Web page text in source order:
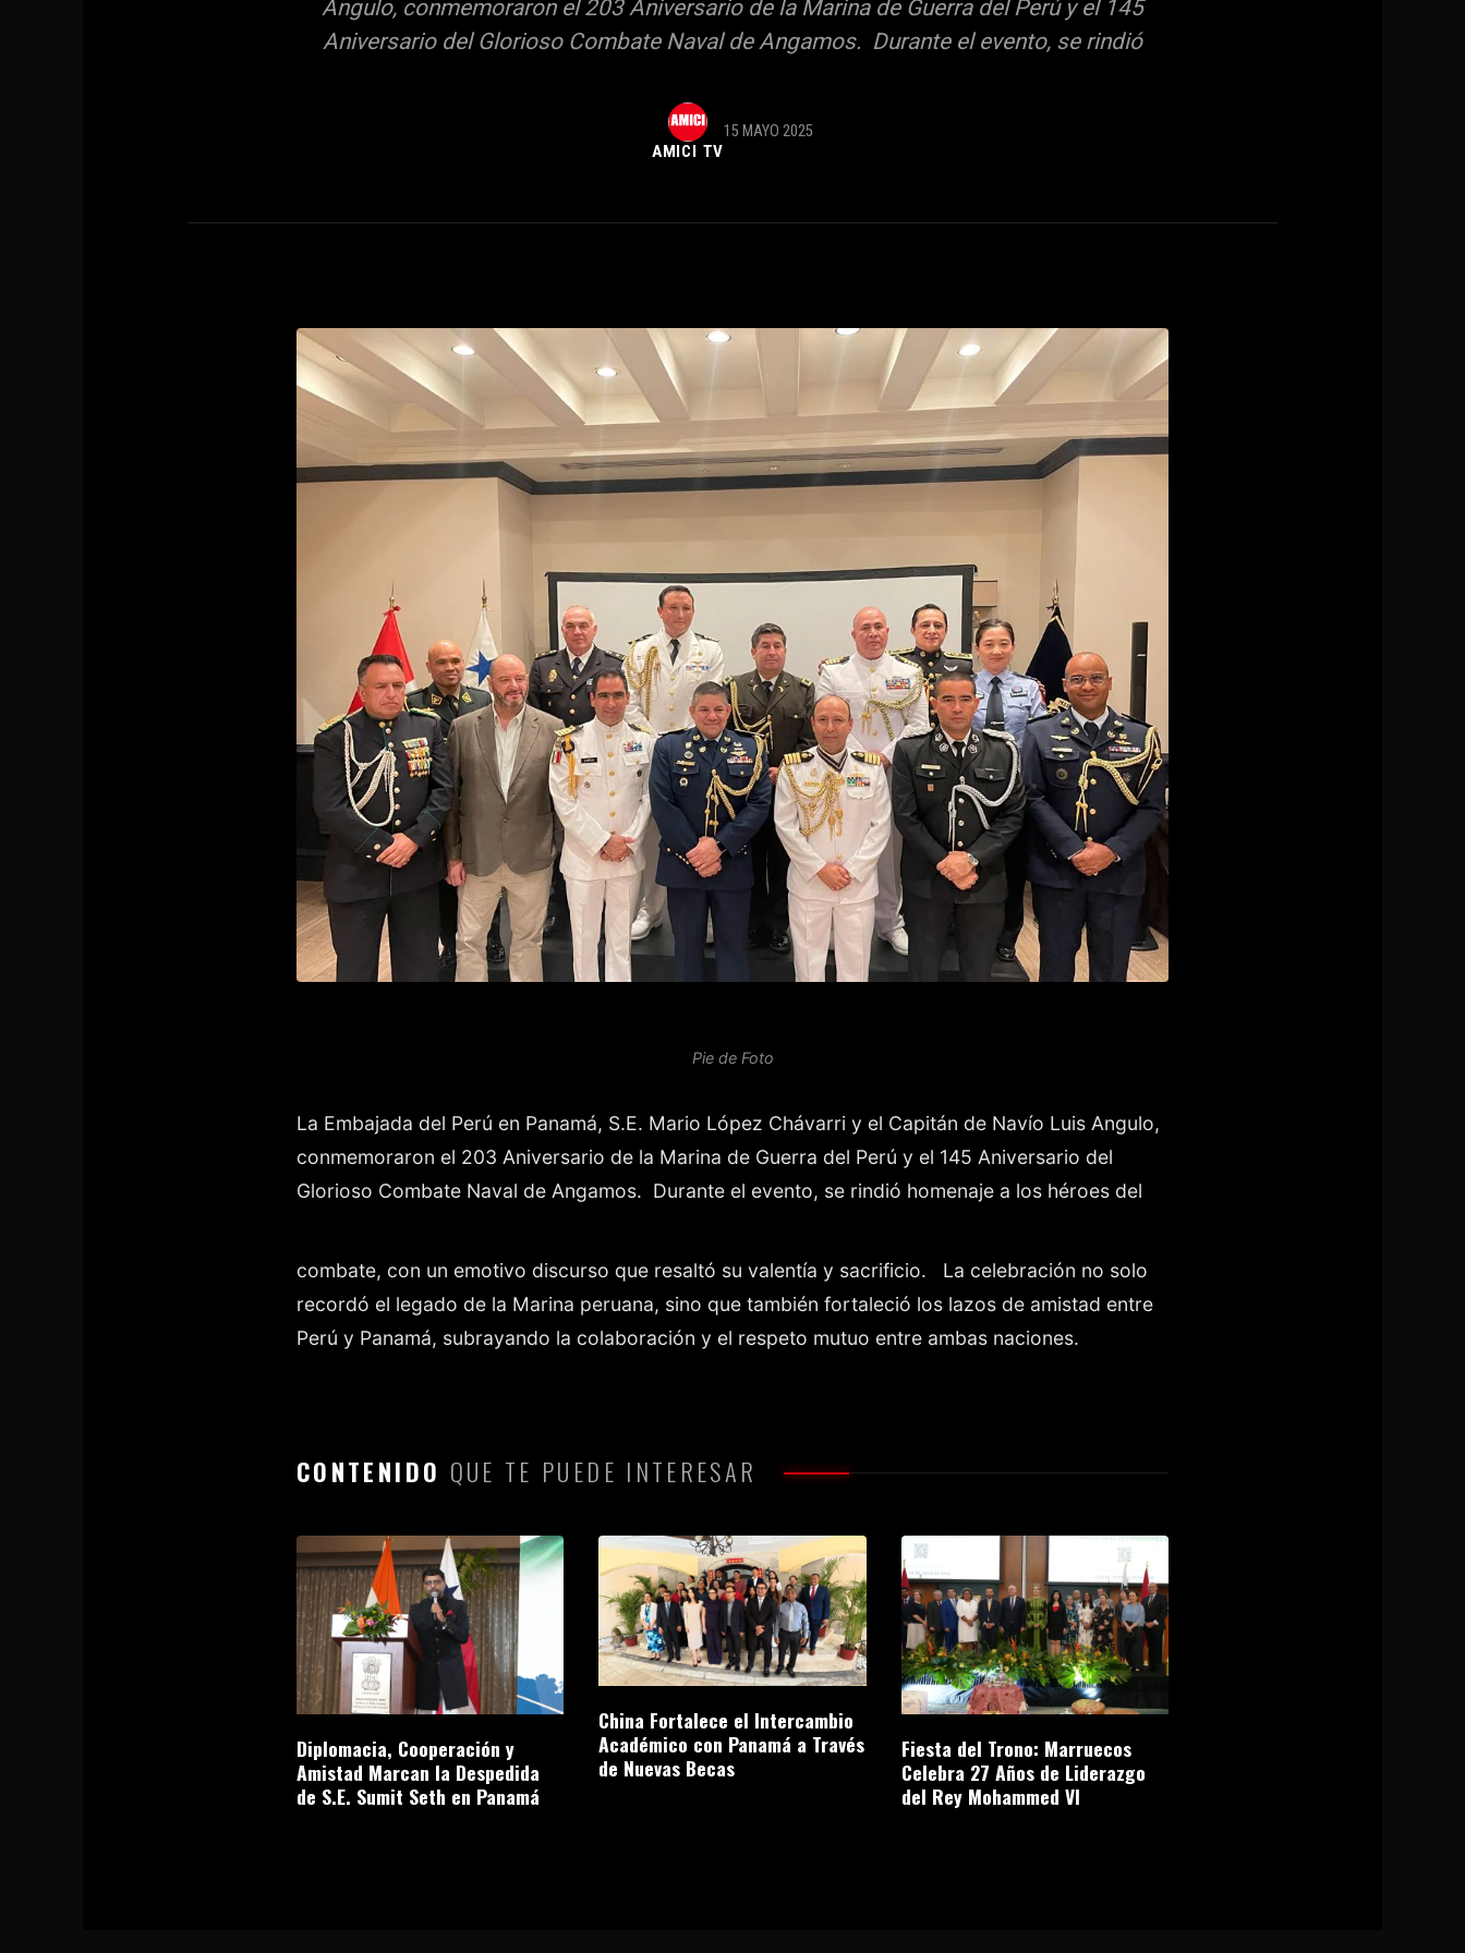
Angulo, conmemoraron el 203 Aniversario de la Marina de Guerra del Perú y el 145
Aniversario del Glorioso Combate Naval de Angamos. Durante el evento, se rindió
AMICI TV
15 MAYO 2025
Pie de Foto
La Embajada del Perú en Panamá, S.E. Mario López Chávarri y el Capitán de Navío Luis Angulo,
conmemoraron el 203 Aniversario de la Marina de Guerra del Perú y el 145 Aniversario del
Glorioso Combate Naval de Angamos. Durante el evento, se rindió homenaje a los héroes del
combate, con un emotivo discurso que resaltó su valentía y sacrificio.
La celebración no solo
recordó el legado de la Marina peruana, sino que también fortaleció los lazos de amistad entre
Perú y Panamá, subrayando la colaboración y el respeto mutuo entre ambas naciones.
CONTENIDO QUE TE PUEDE INTERESAR
Diplomacia, Cooperación y
Amistad Marcan la Despedida
de S.E. Sumit Seth en Panamá
China Fortalece el Intercambio
Académico con Panamá a Través
de Nuevas Becas
Fiesta del Trono: Marruecos
Celebra 27 Años de Liderazgo
del Rey Mohammed VI